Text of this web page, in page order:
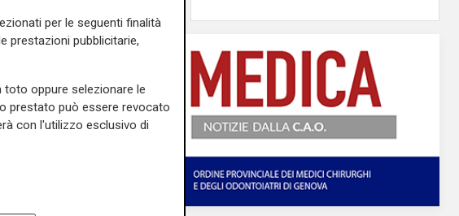
per le seguenti finalità
prestazioni pubblicitarie,
oppure selezionare le
prestato può essere revocato
con l'utilizzo esclusivo di